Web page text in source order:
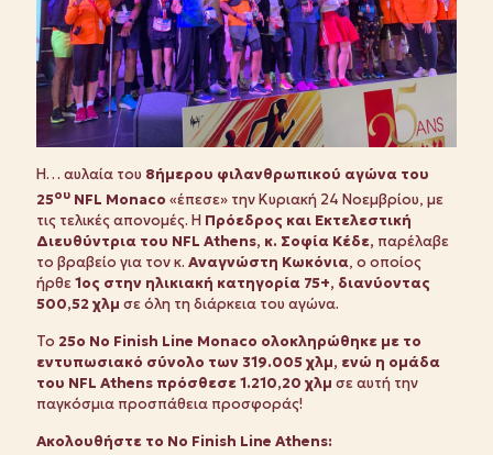
Η… αυλαία του 8ήμερου φιλανθρωπικού αγώνα του
25ου NFL Monaco «έπεσε» την Κυριακή 24 Νοεμβρίου, με
τις τελικές απονομές. Η Πρόεδρος και Εκτελεστική
Διευθύντρια του NFL Athens, κ. Σοφία Κέδε, παρέλαβε
το βραβείο για τον κ. Αναγνώστη Κωκόνια, ο οποίος
ήρθε1ος στην ηλικιακή κατηγορία 75+, διανύοντας
500,52 χλμ σε όλη τη διάρκεια του αγώνα.
Το 25ο No Finish Line Monaco ολοκληρώθηκε με το
εντυπωσιακό σύνολο των 319.005 χλμ, ενώ η ομάδα
του NFL Athens πρόσθεσε 1.210,20 χλμ σε αυτή την
παγκόσμια προσπάθεια προσφοράς!
Ακολουθήστε το No Finish Line Athens: